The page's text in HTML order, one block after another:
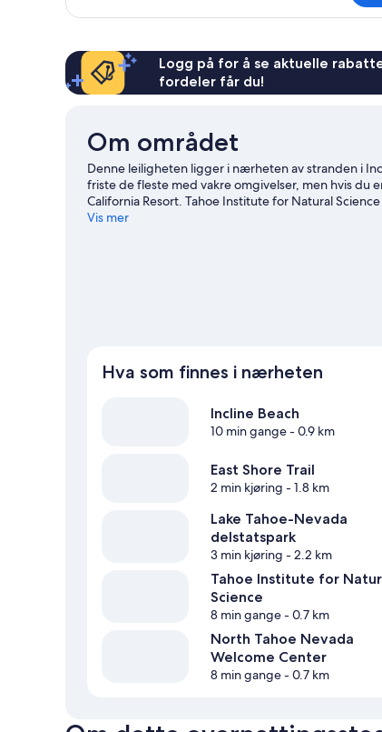
2
Logg på for å se aktuelle
fordeler får du!
Om området
Denne leiligheten ligger i nærheten av stranden i
friste de fleste med vakre omgivelser, men hvis du
California Resort. Tahoe Institute for Natural
med blant annet langrenn og slalåm. I tillegg kan
Vis mer
Hva som finnes i nærheten
Incline Beach
10 min gange- 0.9 km
East Shore Trail
2 min kjøring - 1.8 km
Lake Tahoe-Nevada
delstatspark
3 min kjøring - 2.2 km
Tahoe Institute for
Science
8 min gange- 0.7 km
North Tahoe Nevada
Welcome Center
8 min gange- 0.7 km